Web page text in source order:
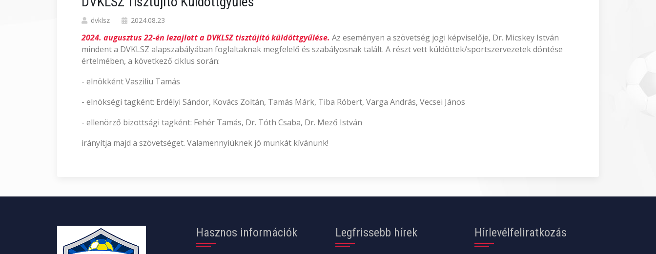
dvklsz 2024.08.23
2024. augusztus 22-én lezajlott a DVKLSZ tisztújító küldöttgyűlése. Az eseményen a szövetség jogi képviselője, Dr. Micskey István
mindent a DVKLSZ alapszabályában foglaltaknak megfelelő és szabályosnak talált. A részt vett küldöttek/sportszervezetek döntése
értelmében, a következő ciklus során:
- elnökként Vasziliu Tamás
- elnökségi tagként: Erdélyi Sándor, Kovács Zoltán, Tamás Márk, Tiba Róbert, Varga András, Vecsei János
- ellenörző bizottsági tagként: Fehér Tamás, Dr. Tóth Csaba, Dr. Mező István
irányítja majd a szövetséget. Valamennyiüknek jó munkát kívánunk!
Hasznos információk Legfrissebb hírek Hírlevélfeliratkozás